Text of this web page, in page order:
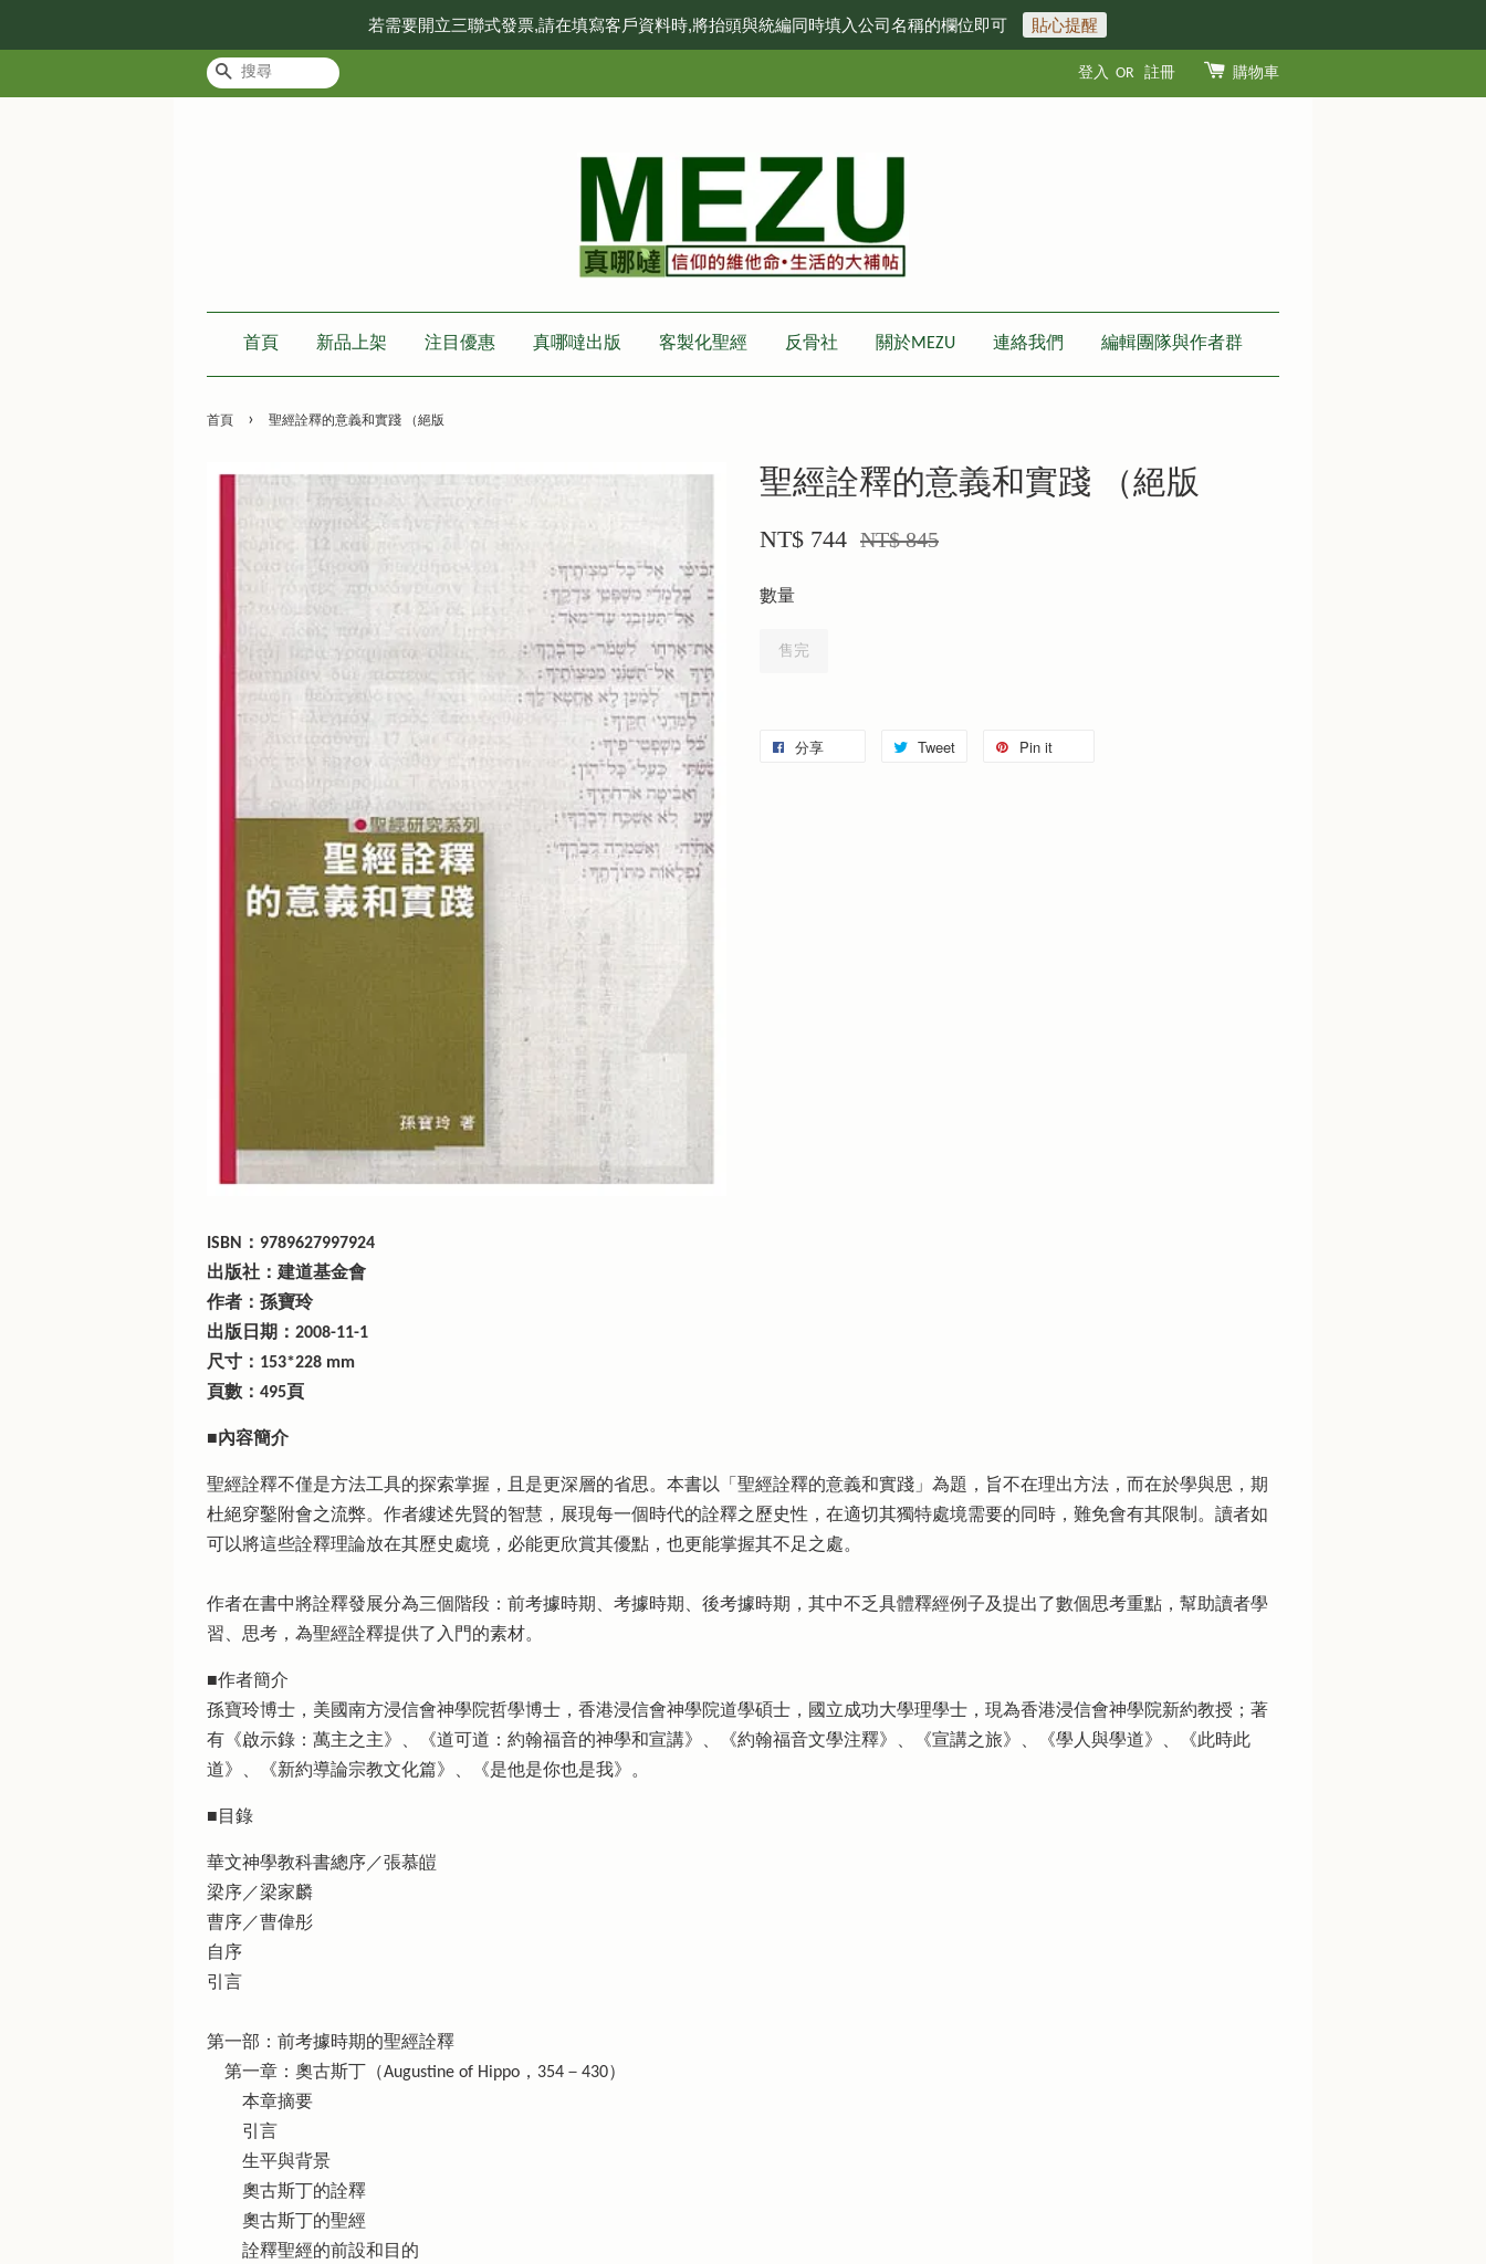
若需要開立三聯式發票,請在填寫客戶資料時,將抬頭與統編同時填入公司名稱的欄位即可 貼心提醒
搜尋 登入 OR 註冊 購物車
首頁 新品上架 注目優惠 真哪噠出版 客製化聖經 反骨社 關於MEZU 連絡我們 編輯團隊與作者群
首頁 › 聖經詮釋的意義和實踐 （絕版
聖經詮釋的意義和實踐 （絕版
NT$ 744 NT$ 845
數量
售完
分享 Tweet Pin it
ISBN：9789627997924
出版社：建道基金會
作者：孫寶玲
出版日期：2008-11-1
尺寸：153*228 mm
頁數：495頁
■內容簡介
聖經詮釋不僅是方法工具的探索掌握，且是更深層的省思。本書以「聖經詮釋的意義和實踐」為題，旨不在理出方法，而在於學與思，期
杜絕穿鑿附會之流弊。作者縷述先賢的智慧，展現每一個時代的詮釋之歷史性，在適切其獨特處境需要的同時，難免會有其限制。讀者如
可以將這些詮釋理論放在其歷史處境，必能更欣賞其優點，也更能掌握其不足之處。
作者在書中將詮釋發展分為三個階段：前考據時期、考據時期、後考據時期，其中不乏具體釋經例子及提出了數個思考重點，幫助讀者學
習、思考，為聖經詮釋提供了入門的素材。
■作者簡介
孫寶玲博士，美國南方浸信會神學院哲學博士，香港浸信會神學院道學碩士，國立成功大學理學士，現為香港浸信會神學院新約教授；著
有《啟示錄：萬主之主》、《道可道：約翰福音的神學和宣講》、《約翰福音文學注釋》、《宣講之旅》、《學人與學道》、《此時此
道》、《新約導論宗教文化篇》、《是他是你也是我》。
■目錄
華文神學教科書總序／張慕皚
梁序／梁家麟
曹序／曹偉彤
自序
引言
第一部：前考據時期的聖經詮釋
第一章：奧古斯丁（Augustine of Hippo，354－430）
本章摘要
引言
生平與背景
奧古斯丁的詮釋
奧古斯丁的聖經
詮釋聖經的前設和目的